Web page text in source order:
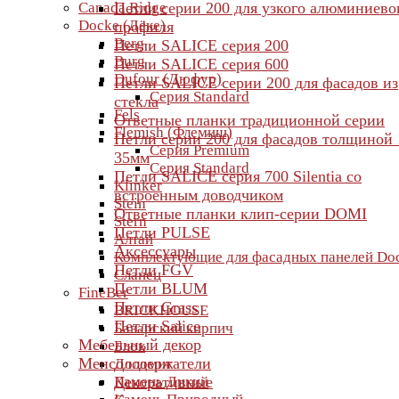
Canada Ridge
Docke (Дёке)
Berg
Burg
Dufour (Дюфур)
Серия Standard
Fels
Flemish (Флемиш)
Серия Premium
Серия Standard
Klinker
Stein
Stern
Алтай
Комплектующие для фасадных панелей
Сланец
FineBer
BRICKHOUSE
Баварский кирпич
Блок
Доломит
Камень Дикий
Петли серии 200 для узкого
профиля
Петли SALICE серия 200
Петли SALICE серия 600
Петли SALICE серии 200 для фасадов из
стекла
Ответные планки традиционной серии
Петли серии 200 для фасадов толщиной
35мм
Петли SALICE серия 700 Silentia со
встроенным доводчиком
Ответные планки клип-серии DOMI
Петли PULSE
Аксессуары
Петли FGV
Петли BLUM
Петли Grass
Петли Salice
Мебельный декор
Менсолодержатели
Декоративные